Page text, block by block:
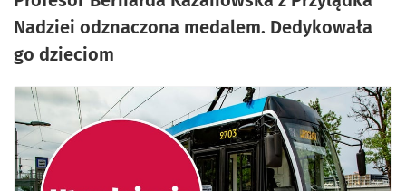
Nadziei odznaczona medalem. Dedykowała
go dzieciom